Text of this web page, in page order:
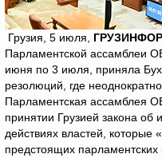
Грузия, 5 июля,
Парламентской ассамблеи
июня по 3 июля, приняла
резолюций, где
Парламентская ассамблея
принятии Грузией закона об
действиях властей,
предстоящих парламентских